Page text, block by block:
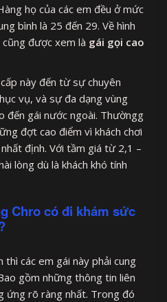
họ của các em đều ở mức
bình là 25 đến 29. Về hình
được xem là gái gọi cao
này đến từ sự chuyên
vụ, và sự đa dạng vùng
đến gái nước ngoài. Thườngg
đợt cao điểm vì khách chơi
định. Với tầm giá từ 2,1 –
lòng dù là khách khó tính
Chro có đi khám sức
các em gái này phải cung
gồm những thông tin liên
ứng rõ ràng nhất. Trong đó